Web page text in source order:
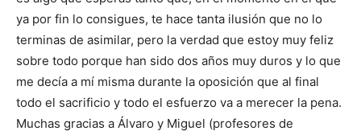
ya por fin lo consigues, te hace tanta ilusión que no lo
terminas de asimilar, pero la verdad que estoy muy feliz
sobre todo porque han sido dos años muy duros y lo que
me decía a mí misma durante la oposición que al final
todo el sacrificio y todo el esfuerzo va a merecer la pena.
Muchas gracias a Álvaro y Miguel (profesores de